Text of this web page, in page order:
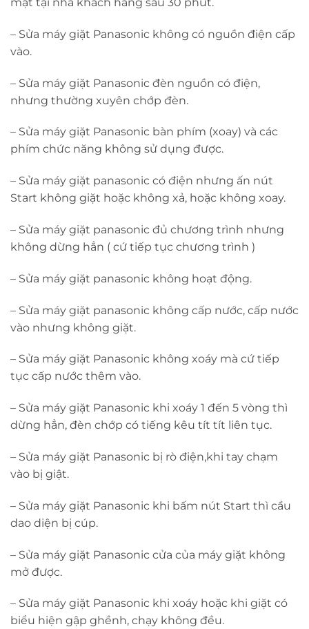
– Sửa máy giặt Panasonic không có nguồn điện cấp
vào.
– Sửa máy giặt Panasonic đèn nguồn có điện,
nhưng thường xuyên chớp đèn.
– Sửa máy giặt Panasonic bàn phím (xoay) và các
phím chức năng không sử dụng được.
– Sửa máy giặt panasonic có điện nhưng ấn nút
Start không giặt hoặc không xả, hoặc không xoay.
– Sửa máy giặt panasonic đủ chương trình nhưng
không dừng hẳn ( cứ tiếp tục chương trình )
– Sửa máy giặt panasonic không hoạt động.
– Sửa máy giặt panasonic không cấp nước, cấp nước
vào nhưng không giặt.
– Sửa máy giặt Panasonic không xoáy mà cứ tiếp
tục cấp nước thêm vào.
– Sửa máy giặt Panasonic khi xoáy 1 đến 5 vòng thì
dừng hẳn, đèn chớp có tiếng kêu tít tít liên tục.
– Sửa máy giặt Panasonic bị rò điện,khi tay chạm
vào bị giật.
– Sửa máy giặt Panasonic khi bấm nút Start thì cầu
dao diện bị cúp.
– Sửa máy giặt Panasonic cửa của máy giặt không
mở được.
– Sửa máy giặt Panasonic khi xoáy hoặc khi giặt có
biểu hiện gập ghềnh, chạy không đều.